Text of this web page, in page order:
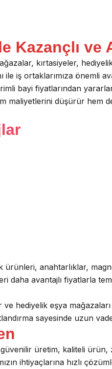
Kazançlı ve
kırtasiyeler,
ile iş ortaklarımıza önemli
bayi fiyatlarından
maliyetlerini düşürür hem
ürünleri, anahtarlıklar,
avantajlı fiyatlarla
hediyelik eşya
sayesinde uzun
üretim, kaliteli ürün,
ihtiyaçlarına hızlı